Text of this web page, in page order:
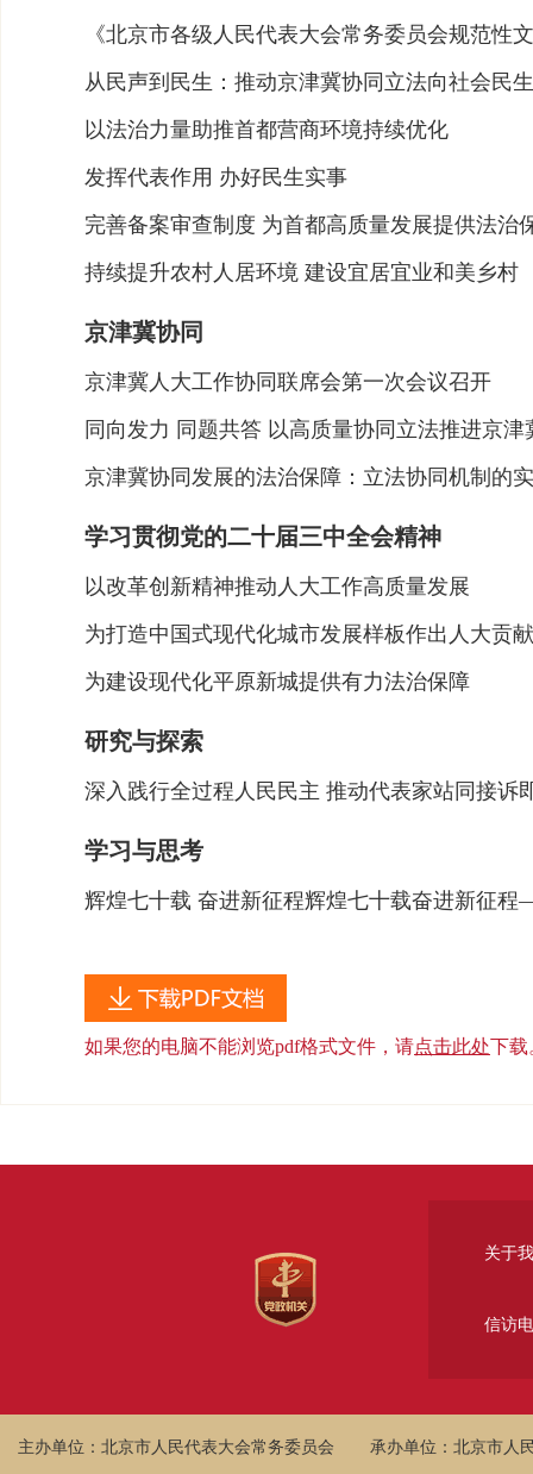
《北京市各级人民代表大会常务委员会规范性
从民声到民生：推动京津冀协同立法向社会民
以法治力量助推首都营商环境持续优化
发挥代表作用 办好民生实事
完善备案审查制度 为首都高质量发展提供法治
持续提升农村人居环境 建设宜居宜业和美乡村
京津冀协同
京津冀人大工作协同联席会第一次会议召开
同向发力 同题共答 以高质量协同立法推进京
京津冀协同发展的法治保障：立法协同机制的
学习贯彻党的二十届三中全会精神
以改革创新精神推动人大工作高质量发展
为打造中国式现代化城市发展样板作出人大贡献
为建设现代化平原新城提供有力法治保障
研究与探索
深入践行全过程人民民主 推动代表家站同接诉
学习与思考
辉煌七十载 奋进新征程辉煌七十载奋进新征
如果您的电脑不能浏览pdf格式文件，请点击此处下载
关于
信访
主办单位：北京市人民代表大会常务委员会 承办单位：北京市人